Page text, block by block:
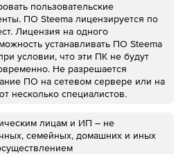
пользовательские
ПО Steema лицензируется по
Лицензия на одного
устанавливать ПО Steema
условии, что эти ПК не будут
Не разрешается
ПО на сетевом сервере или на
несколько специалистов.
лицам и ИП – не
семейных, домашних и иных